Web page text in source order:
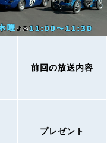
前回の放送内容
プレゼント